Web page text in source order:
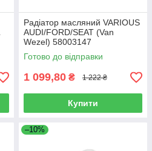
Радіатор масляний VARIOUS
AUDI/FORD/SEAT (Van
Wezel) 58003147
Готово до відправки
1 099,80 ₴ 1 222 ₴
Купити
–10%